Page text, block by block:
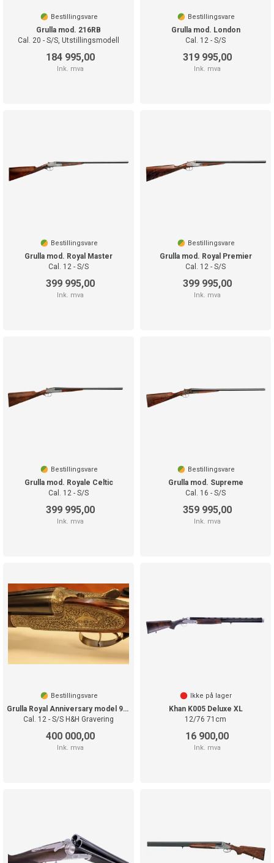
Bestillingsvare
Grulla mod. 216RB
Cal. 20 - S/S, Utstillingsmodell
184 995,00
Ink. mva
Bestillingsvare
Grulla mod. London
Cal. 12 - S/S
319 995,00
Ink. mva
Bestillingsvare
Grulla mod. Royal Master
Cal. 12 - S/S
399 995,00
Ink. mva
Bestillingsvare
Grulla mod. Royal Premier
Cal. 12 - S/S
399 995,00
Ink. mva
Bestillingsvare
Grulla mod. Royale Celtic
Cal. 12 - S/S
399 995,00
Ink. mva
Bestillingsvare
Grulla mod. Supreme
Cal. 16 - S/S
359 995,00
Ink. mva
Bestillingsvare
Grulla Royal Anniversary model 90 Years
Cal. 12 - S/S H&H Gravering
400 000,00
Ink. mva
Ikke på lager
Khan K005 Deluxe XL
12/76 71cm
16 900,00
Ink. mva